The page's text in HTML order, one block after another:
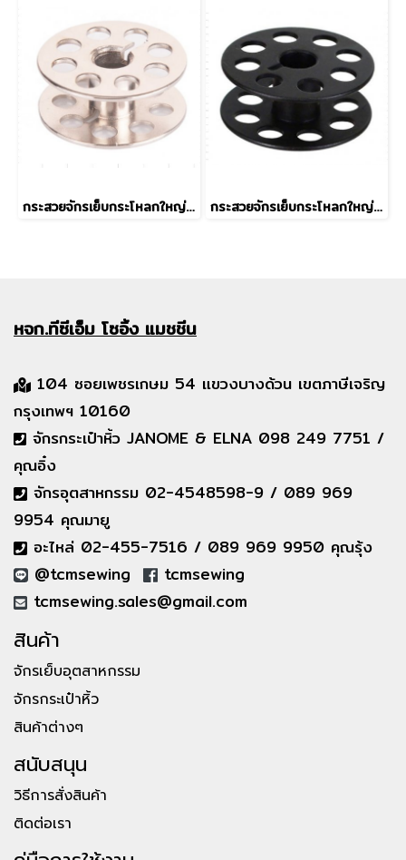
กระสวยจักรเย็บกระโหลกใหญ่ 201 (MGP) Grade A กระสวยจักรเย็บกระโหลกใหญ่ 201 Grade B
หจก.ทีซีเอ็ม โซอิ้ง แมชชีน
104 ซอยเพชรเกษม 54 แขวงบางด้วน เขตภาษีเจริญ
กรุงเทพฯ 10160
จักรกระเป๋าหิ้ว JANOME & ELNA 098 249 7751 /
คุณอิ๋ง
จักรอุตสาหกรรม 02-4548598-9 / 089 969
9954 คุณมายู
อะไหล่ 02-455-7516 / 089 969 9950 คุณรุ้ง
@tcmsewing
tcmsewing
tcmsewing.sales@gmail.com
สินค้า
จักรเย็บอุตสาหกรรม
จักรกระเป๋าหิ้ว
สินค้าต่างๆ
สนับสนุน
วิธีการสั่งสินค้า
ติดต่อเรา